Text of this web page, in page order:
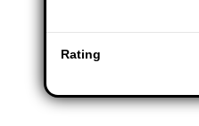
Rating